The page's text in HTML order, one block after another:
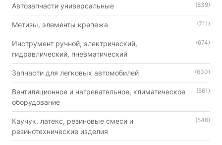
Автозапчасти универсальные (839)
Метизы, элементы крепежа (711)
Инструмент ручной, электрический,
гидравлический, пневматический
(674)
Запчасти для легковых автомобилей (630)
Вентиляционное и нагревательное, климатическое
оборудование
(561)
Каучук, латекс, резиновые смеси и
резинотехнические изделия
(546)